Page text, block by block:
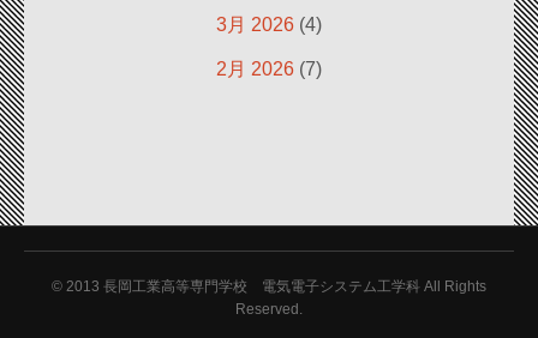
3月 2026 (4)
2月 2026 (7)
© 2013 長岡工業高等専門学校 電気電子システム工学科 All Rights
Reserved.